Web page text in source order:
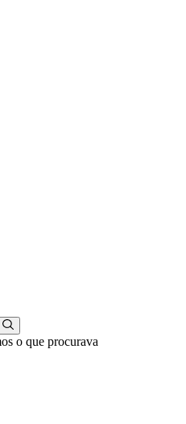
uma
categoria
o que procurava